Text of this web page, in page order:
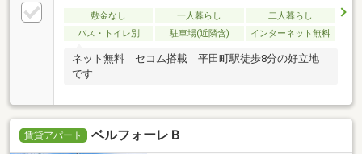
敷金なし 一人暮らし
二人暮らし
バス・トイレ別
駐車場(近隣含) インターネット無料
ネット無料 セコム搭載 平田町駅徒歩8分の好立地
です
賃貸アパート ベルフォーレＢ